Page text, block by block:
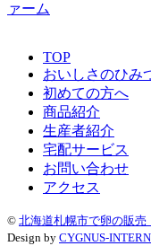
TOP
おいしさのひみ
初めての方へ
商品紹介
生産者紹介
宅配サービス
お問い合わせ
アクセス
© 北海道札幌市で卵の販売
Design by CYGNUS-